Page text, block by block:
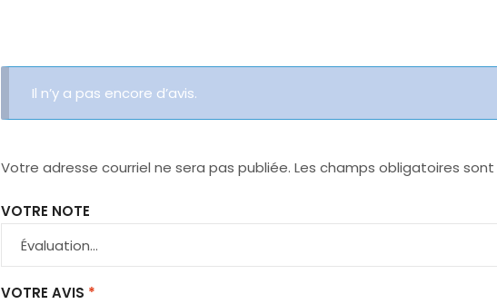
Il n’y a pas encore d’avis.
Votre adresse courriel ne sera pas publiée. Les champs obligatoires
VOTRE NOTE
VOTRE AVIS *